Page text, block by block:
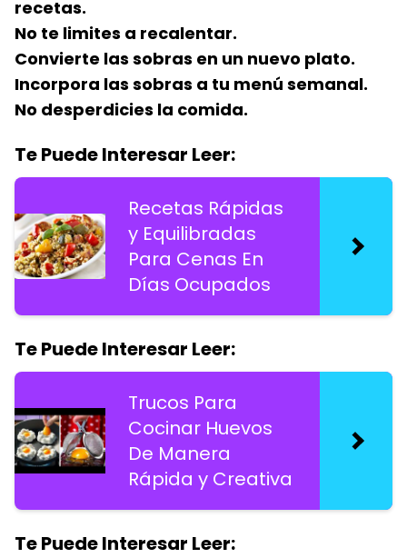
recetas.
No te limites a recalentar.
Convierte las sobras en un nuevo plato.
Incorpora las sobras a tu menú semanal.
No desperdicies la comida.
Te Puede Interesar Leer:
Recetas Rápidas
y Equilibradas
Para Cenas En
Días Ocupados
Te Puede Interesar Leer:
Trucos Para
Cocinar Huevos
De Manera
Rápida y Creativa
Te Puede Interesar Leer: